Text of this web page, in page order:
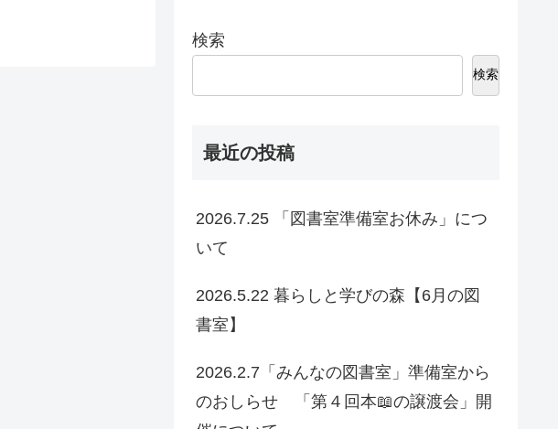
検索
検索
最近の投稿
2026.7.25 「図書室準備室お休み」につ
いて
2026.5.22 暮らしと学びの森【6月の図
書室】
2026.2.7「みんなの図書室」準備室から
のおしらせ 「第４回本📖の譲渡会」開